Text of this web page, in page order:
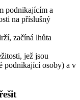
podnikajícím a
na příslušný
začíná lhůta
jež jsou
podnikající osoby) a v